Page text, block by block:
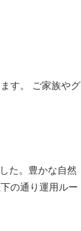
す。 ご家族やグ
た。豊かな自然
の通り運用ルー